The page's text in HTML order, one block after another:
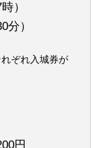
）
）
ぞれ入城券が
円